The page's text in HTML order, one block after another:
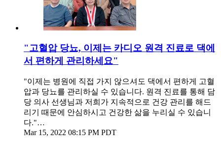
"고혈압 당뇨, 이제는 카디오 원격 진료로 댁에
서 편하게 관리하세요"
"이제는 병원에 직접 가지 않으셔도 댁에서 편하게 고혈
압과 당뇨를 관리하실 수 있습니다. 원격 진료를 통해 담
당 의사 선생님과 저희가 지속적으로 건강 관리를 해드
리기 때문에 안심하시고 건강한 삶을 누리실 수 있습니
다."…
Mar 15, 2022 08:15 PM PDT